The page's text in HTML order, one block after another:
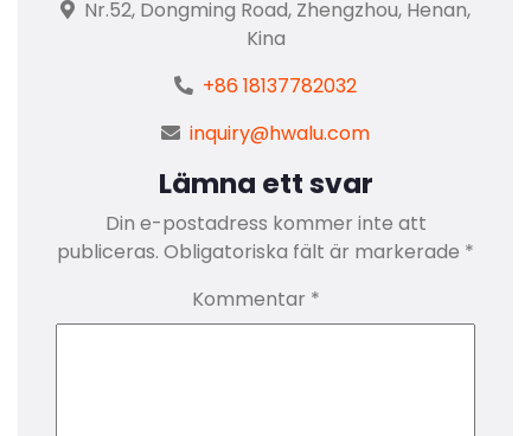
Nr.52, Dongming Road, Zhengzhou, Henan,
Kina
+86 18137782032
inquiry@hwalu.com
Lämna ett svar
Din e-postadress kommer inte att
publiceras. Obligatoriska fält är markerade *
Kommentar *